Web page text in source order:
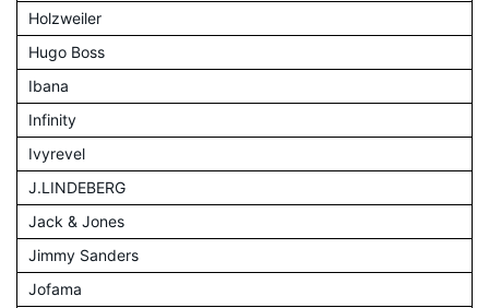
Holzweiler
Hugo Boss
Ibana
Infinity
Ivyrevel
J.LINDEBERG
Jack & Jones
Jimmy Sanders
Jofama